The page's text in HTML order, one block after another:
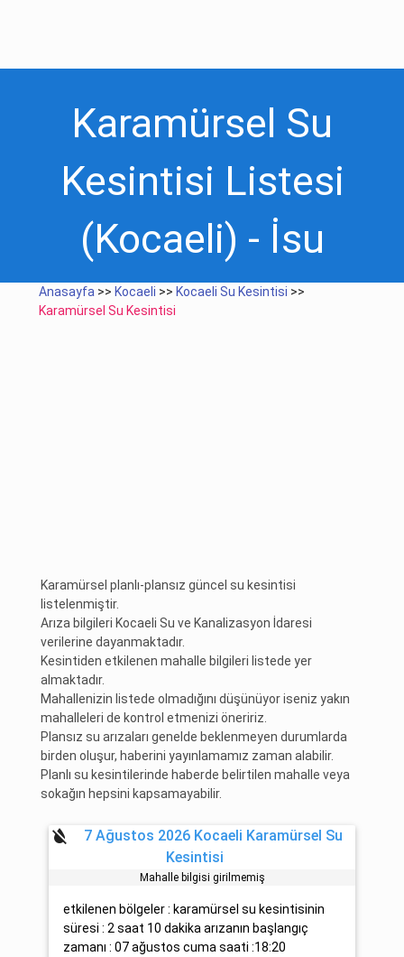
Karamürsel Su
Kesintisi Listesi
(Kocaeli) - İsu
Anasayfa >> Kocaeli >> Kocaeli Su Kesintisi >>
Karamürsel Su Kesintisi
Karamürsel planlı-plansız güncel su kesintisi
listelenmiştir.
Arıza bilgileri Kocaeli Su ve Kanalizasyon İdaresi
verilerine dayanmaktadır.
Kesintiden etkilenen mahalle bilgileri listede yer
almaktadır.
Mahallenizin listede olmadığını düşünüyor iseniz yakın
mahalleleri de kontrol etmenizi öneririz.
Plansız su arızaları genelde beklenmeyen durumlarda
birden oluşur, haberini yayınlamamız zaman alabilir.
Planlı su kesintilerinde haberde belirtilen mahalle veya
sokağın hepsini kapsamayabilir.
format_color_reset
7 Ağustos 2026 Kocaeli Karamürsel Su
Kesintisi
Mahalle bilgisi girilmemiş
etkilenen bölgeler : karamürsel su kesintisinin
süresi : 2 saat 10 dakika arızanın başlangıç
zamanı : 07 ağustos cuma saati :18:20